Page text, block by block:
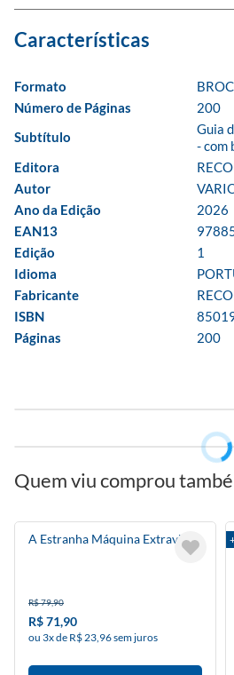
Formato
Número de Páginas
200
Subtítulo
Guia
- com
Editora
Autor
Ano da Edição
2026
EAN13
Edição
1
Idioma
Fabricante
ISBN
Páginas
200
Quem viu comprou
A Estranha Máquina Extraviada
R$ 79,90
R$ 71,90
ou 3x de R$ 23,96 sem juros